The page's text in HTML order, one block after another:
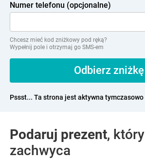
Numer telefonu (opcjonalne)
Chcesz mieć kod zniżkowy pod ręką?
Wypełnij pole i otrzymaj go SMS-em
Pssst... Ta strona jest aktywna tymczasowo
Podaruj prezent, który
zachwyca